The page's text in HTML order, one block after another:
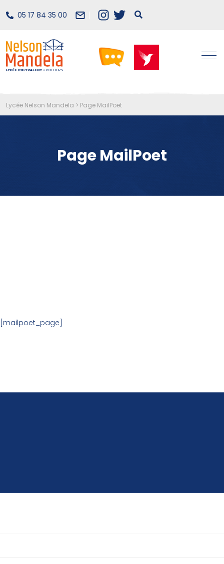
05 17 84 35 00
Lycée Nelson Mandela > Page MailPoet
Page MailPoet
[mailpoet_page]